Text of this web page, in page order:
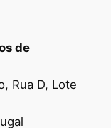
de
Rua D, Lote